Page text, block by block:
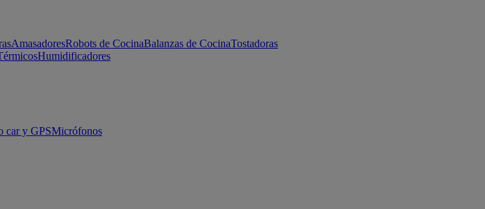
AmasadoresRobots de CocinaBalanzas de CocinaTostadoras
Humidificadores
car y GPSMicrófonos